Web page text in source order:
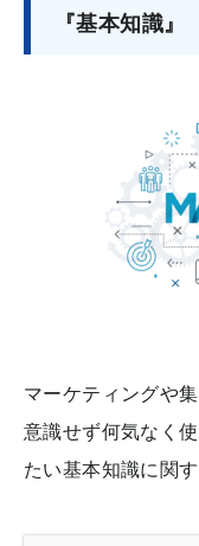
『基本知識』
マーケティングや
意識せず何気なく
たい基本知識に関